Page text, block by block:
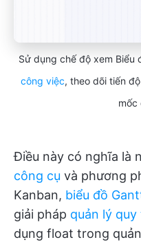
Sử dụng chế độ xem Biểu
công việc, theo dõi tiến
mốc
Điều này có nghĩa là
công cụ và phương
Kanban, biểu đồ
giải pháp quản lý
dụng float trong